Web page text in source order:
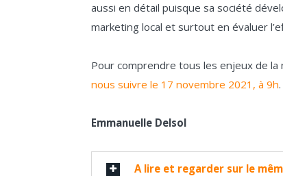
aussi en détail puisque sa société
marketing local et surtout en évaluer
Pour comprendre tous les enjeux de
nous suivre le 17 novembre 2021, à 9h.
Emmanuelle Delsol
A lire et regarder sur le